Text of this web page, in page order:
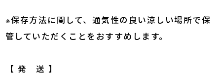
※保存方法に関して、通気性の良い涼しい場所で保
管していただくことをおすすめします。
【 発 送 】